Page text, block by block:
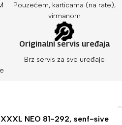
Pouzećem, karticama (na rate),
virmanom
Originalni servis uređaja
Brz servis za sve uređaje
NEO 81-292, senf-sive